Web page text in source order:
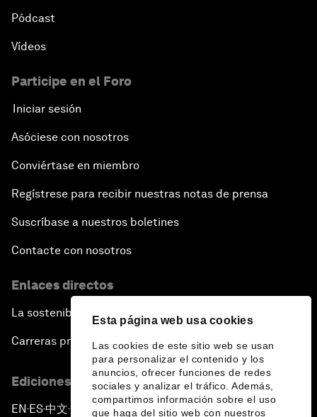
Esta página web usa cookies
Las cookies de este sitio web se usan
para personalizar el contenido y los
anuncios, ofrecer funciones de redes
sociales y analizar el tráfico. Además,
compartimos información sobre el uso
que haga del sitio web con nuestros
Pódcast
Vídeos
Participe en el Foro
Iniciar sesión
Asóciese con nosotros
Conviértase en miembro
Regístrese para recibir nuestras notas de prensa
Suscríbase a nuestros boletines
Contacte con nosotros
Enlaces directos
La sostenibilidad en el Foro
Carreras profesionales
Ediciones en otros idiomas
EN ▪ES▪中文▪ 日本語